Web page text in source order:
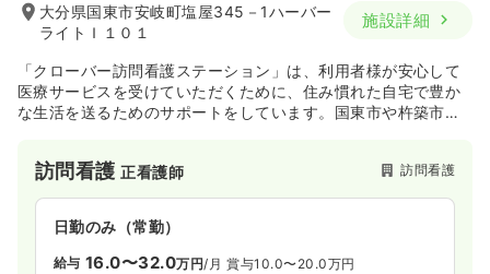
大分県国東市安岐町塩屋345－1ハーバー
ライトＩ１０１
施設詳細
「クローバー訪問看護ステーション」は、利用者様が安心して
医療サービスを受けていただくために、住み慣れた自宅で豊か
な生活を送るためのサポートをしています。国東市や杵築市在
訪問看護正看護師 訪問看護
日勤のみ（常勤）
給与 16.0〜32.0万円/月 賞与10.0〜20.0万円